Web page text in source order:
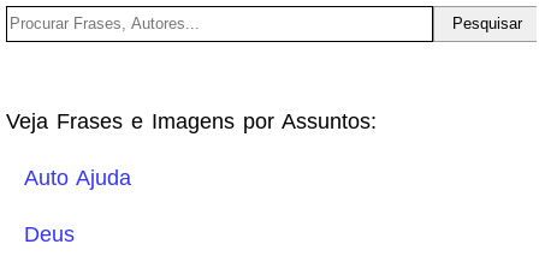
Veja Frases e Imagens por Assuntos:
Auto Ajuda
Deus